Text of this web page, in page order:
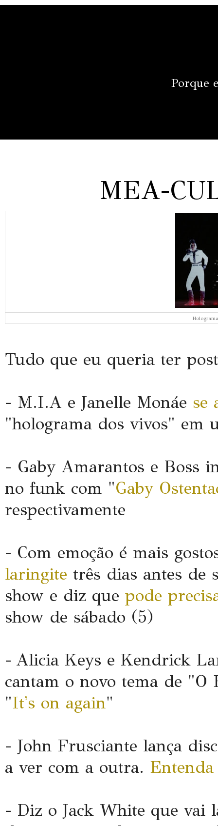
Porque
MEA-
Tudo que eu queria ter
- M.I.A e Janelle Monáe se
"holograma dos vivos" em
- Gaby Amarantos e Boss
no funk com "Gaby
respectivamente
- Com emoção é mais
laringite três dias antes de
show e diz que pode
show de sábado (5)
- Alicia Keys e Kendrick
cantam o novo tema de "O
"It's on again"
- John Frusciante lança
a ver com a outra.
- Diz o Jack White que vai